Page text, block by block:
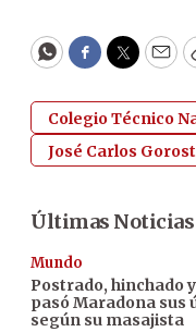
WhatsApp
Facebook
Twitter
Colegio Técnico
José Carlos
Últimas Noticias
Mundo
Postrado, hinchado
pasó Maradona sus
según su masajista